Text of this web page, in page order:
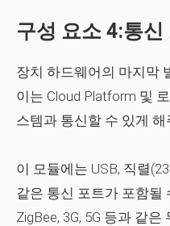
구성 요소 4:통신
장치 하드웨어의 마지막
이는 Cloud Platform 및
스템과 통신할 수 있게 해
이 모듈에는 USB, 직렬
같은 통신 포트가 포함될
ZigBee, 3G, 5G 등과 같